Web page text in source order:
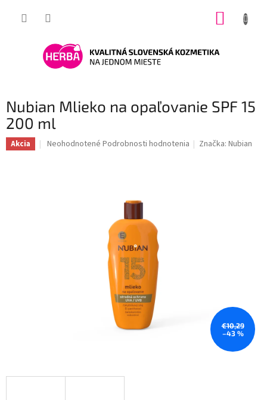
Nubian Mlieko na opaľovanie SPF 15
200 ml
Akcia
Priemerné
Neohodnotené Podrobnosti hodnotenia Značka:Nubian
€10,29
–43 %